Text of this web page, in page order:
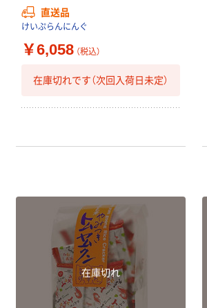
直送品
けいぷらんにんぐ
￥6,058 （税込）
在庫切れです（次回入荷日未定）
在庫切れ